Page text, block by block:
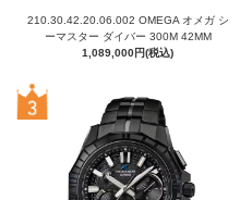
210.30.42.20.06.002 OMEGA オメガ シ
ーマスター ダイバー 300M 42MM
1,089,000円(税込)